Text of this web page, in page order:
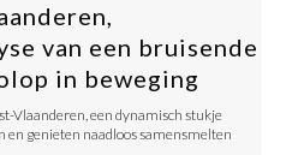
van een bruisende
in beweging
Vlaanderen, een dynamisch stukje
en genieten naadloos samensmelten